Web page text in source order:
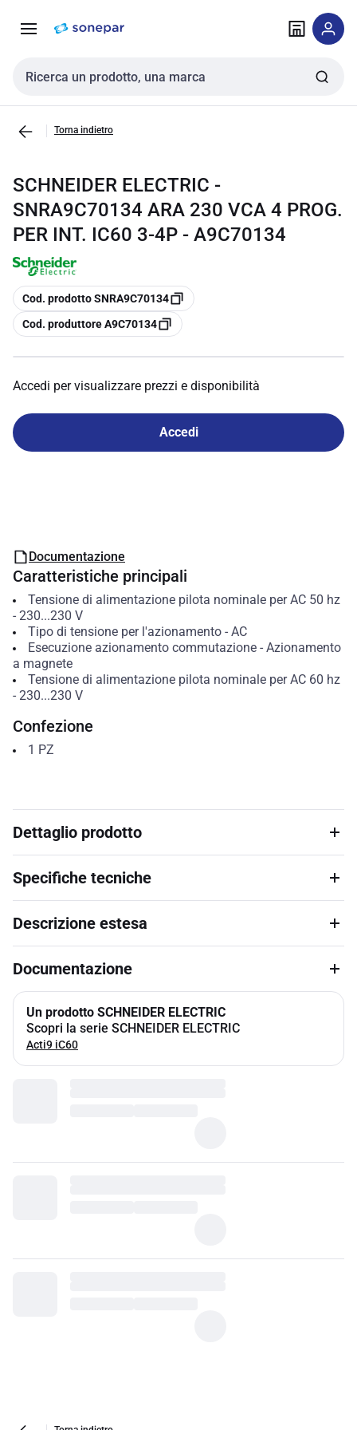
navigazione alla
Cerca input
Torna indietro
SCHNEIDER ELECTRIC -
SNRA9C70134 ARA 230 VCA 4 PROG.
PER INT. IC60 3-4P - A9C70134
copia
Cod. prodotto SNRA9C70134
copia
Cod. produttore A9C70134
Accedi per visualizzare prezzi e disponibilità
Accedi
Documentazione
Caratteristiche principali
Tensione di alimentazione pilota nominale per AC 50 hz
- 230...230 V
Tipo di tensione per l'azionamento- AC
Esecuzione azionamento commutazione- Azionamento
a magnete
Tensione di alimentazione pilota nominale per AC 60 hz
- 230...230 V
Confezione
1 PZ
Dettaglio prodotto
Specifiche tecniche
Descrizione estesa
Documentazione
Un prodotto SCHNEIDER ELECTRIC
Scopri la serie SCHNEIDER ELECTRIC
Acti9 iC60